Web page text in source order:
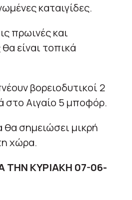
καταιγίδες.
πρωινές και
είναι τοπικά
βορειοδυτικοί 2
στο Αιγαίο 5 μποφόρ.
θα σημειώσει μικρή
χώρα.
ΤΗΝ ΚΥΡΙΑΚΗ 07-06-